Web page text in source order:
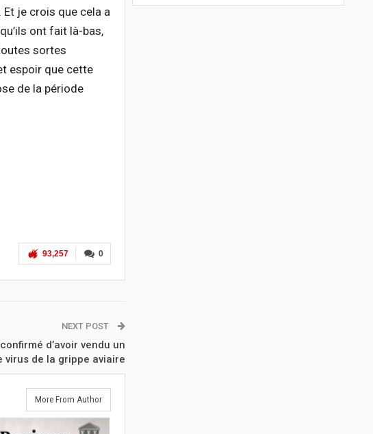
je crois que cela a
ont fait là-bas,
sortes
espoir que cette
de la période
0
93,257
NEXT POST
d’avoir vendu un
de la grippe aviaire
More From Author